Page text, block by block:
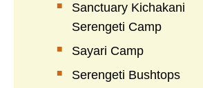
Sanctuary Kichakani
Serengeti Camp
Sayari Camp
Serengeti Bushtops